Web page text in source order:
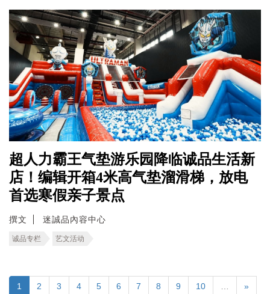
超人力霸王气垫游乐园降临诚品生活新
店！编辑开箱4米高气垫溜滑梯，放电
首选寒假亲子景点
撰文 迷誠品內容中心
诚品专栏 艺文活动
1 2 3 4 5 6 7 8 9 10 »